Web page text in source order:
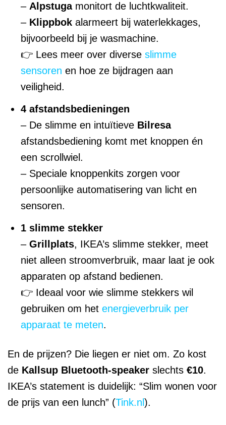
– Alpstugamonitort de luchtkwaliteit.
– Klippbok alarmeert bij waterlekkages,
bijvoorbeeld bij je wasmachine.
👉 Lees meer over diverse slimme
sensoren en hoe ze bijdragen aan
veiligheid.
4 afstandsbedieningen
– De slimme en intuïtieve Bilresa
afstandsbediening komt met knoppen én
een scrollwiel.
– Speciale knoppenkits zorgen voor
persoonlijke automatisering van licht en
sensoren.
1 slimme stekker
– Grillplats, IKEA’s slimme stekker, meet
niet alleen stroomverbruik, maar laat je ook
apparaten op afstand bedienen.
👉 Ideaal voor wie slimme stekkers wil
gebruiken om het energieverbruik per
apparaat te meten.
En de prijzen? Die liegen er niet om. Zo kost
de Kallsup Bluetooth-speaker slechts €10.
IKEA’s statement is duidelijk: “Slim wonen voor
de prijs van een lunch” (Tink.nl ).